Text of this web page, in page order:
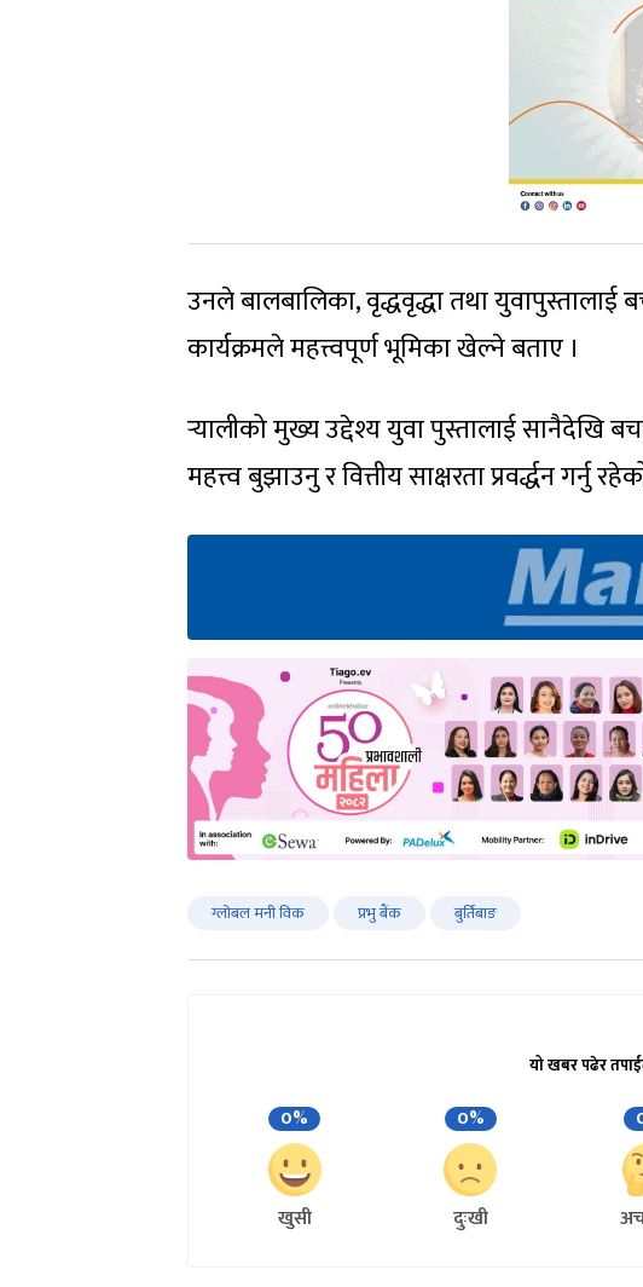
उनले बालबालिका, वृद्धवृद्धा तथा युवापुस्तालाई
कार्यक्रमले महत्त्वपूर्ण भूमिका खेल्ने बताए ।
र्‍यालीको मुख्य उद्देश्य युवा पुस्तालाई सानैदेखि
महत्त्व बुझाउनु र वित्तीय साक्षरता प्रवर्द्धन गर्नु
ग्लोबल मनी विक प्रभु बैंक बुर्तिबाङ
यो खबर पढेर
0%
खुसी
0%
दुःखी